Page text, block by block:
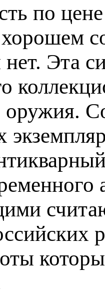
по
Эта
оружия.